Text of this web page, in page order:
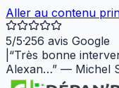
Aller au contenu
5/5·256 avis Google
“Très bonne
Alexan…” — Michel